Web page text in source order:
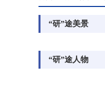
“研”途美景
“研”途人物